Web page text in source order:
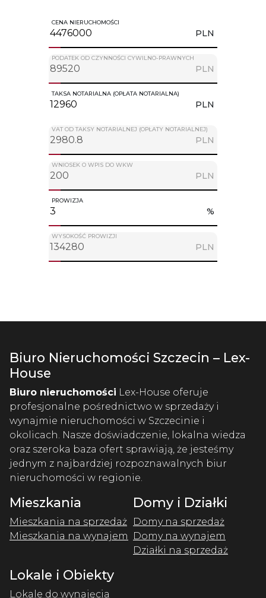
CENA NIERUCHOMOŚCI
PLN
PODATEK OD CZYNNOŚCI CYWILNO-PRAWNYCH
PLN
TAKSA NOTARIALNA (OPŁATA NOTARIALNA)
PLN
VAT OD TAKSY NOTARIALNEJ (OPŁATY NOTARIALNEJ)
PLN
WNIOSEK O WPIS DO WKW
PLN
PROWIZJA
%
WYSOKOŚĆ PROWIZJI
PLN
Biuro Nieruchomości Szczecin – Lex-
House
Biuro nieruchomości Lex-House oferuje
profesjonalne pośrednictwo w sprzedaży i
wynajmie nieruchomości w Szczecinie i
okolicach. Nasze doświadczenie, lokalna wiedza
oraz szeroka baza ofert sprawiają, że jesteśmy
jednym z najbardziej rozpoznawalnych biur
nieruchomości w regionie.
Mieszkania
Mieszkania na sprzedaż
Mieszkania na wynajem
Domy i Działki
Domy na sprzedaż
Domy na wynajem
Działki na sprzedaż
Lokale i Obiekty
Lokale do wynajęcia